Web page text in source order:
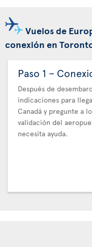
Vuelos de
conexión en
Paso 1 –
Después de
indicaciones para
Canadá y pregunte a
validación del
necesita ayuda.